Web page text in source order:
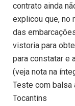
contrato ainda
explicou que, no
das
vistoria para
para constatar e
(veja nota na
Teste com balsa
Tocantins